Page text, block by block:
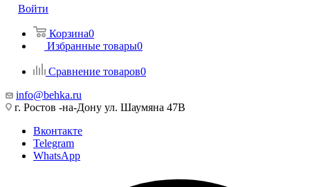
Войти
Корзина0
Избранные товары0
Сравнение товаров0
info@behka.ru
г. Ростов -на-Дону ул. Шаумяна 47В
Вконтакте
Telegram
WhatsApp